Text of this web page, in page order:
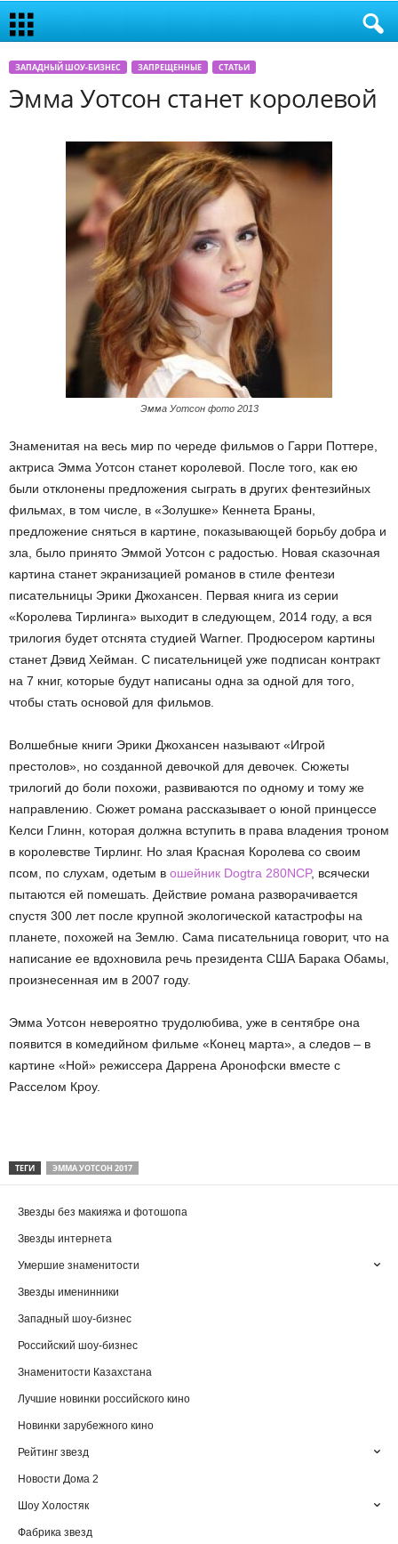
ЗАПАДНЫЙ ШОУ-БИЗНЕС ЗАПРЕЩЕННЫЕ СТАТЬИ
Эмма Уотсон станет королевой
Эмма Уотсон фото 2013
Знаменитая на весь мир по череде фильмов о Гарри Поттере,
актриса Эмма Уотсон станет королевой. После того, как ею
были отклонены предложения сыграть в других фентезийных
фильмах, в том числе, в «Золушке» Кеннета Браны,
предложение сняться в картине, показывающей борьбу добра и
зла, было принято Эммой Уотсон с радостью. Новая сказочная
картина станет экранизацией романов в стиле фентези
писательницы Эрики Джохансен. Первая книга из серии
«Королева Тирлинга» выходит в следующем, 2014 году, а вся
трилогия будет отснята студией Warner. Продюсером картины
станет Дэвид Хейман. С писательницей уже подписан контракт
на 7 книг, которые будут написаны одна за одной для того,
чтобы стать основой для фильмов.
Волшебные книги Эрики Джохансен называют «Игрой
престолов», но созданной девочкой для девочек. Сюжеты
трилогий до боли похожи, развиваются по одному и тому же
направлению. Сюжет романа рассказывает о юной принцессе
Келси Глинн, которая должна вступить в права владения троном
в королевстве Тирлинг. Но злая Красная Королева со своим
псом, по слухам, одетым в ошейник Dogtra 280NCP, всячески
пытаются ей помешать. Действие романа разворачивается
спустя 300 лет после крупной экологической катастрофы на
планете, похожей на Землю. Сама писательница говорит, что на
написание ее вдохновила речь президента США Барака Обамы,
произнесенная им в 2007 году.
Эмма Уотсон невероятно трудолюбива, уже в сентябре она
появится в комедийном фильме «Конец марта», а следов – в
картине «Ной» режиссера Даррена Аронофски вместе с
Расселом Кроу.
ТЕГИ ЭММА УОТСОН 2017
Звезды без макияжа и фотошопа
Звезды интернета
Умершие знаменитости
Звезды именинники
Западный шоу-бизнес
Российский шоу-бизнес
Знаменитости Казахстана
Лучшие новинки российского кино
Новинки зарубежного кино
Рейтинг звезд
Новости Дома 2
Шоу Холостяк
Фабрика звезд